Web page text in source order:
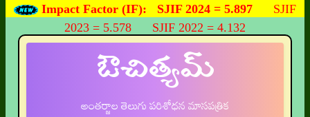
Impact Factor (IF): SJIF 2024 = 5.897 SJIF
2023 = 5.578 SJIF 2022 = 4.132
ఔచిత్యమ్
అంతర్జాల తెలుగు పరిశోధన మాసపత్రిక